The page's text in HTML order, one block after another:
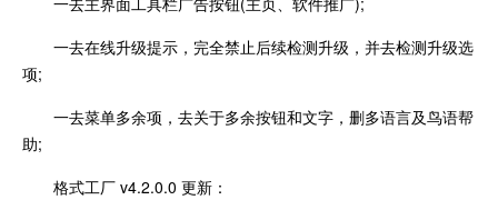
一去在线升级提示，完全禁止后续检测升级，并去检测升级选
项;
一去菜单多余项，去关于多余按钮和文字，删多语言及鸟语帮
助;
格式工厂 v4.2.0.0 更新：